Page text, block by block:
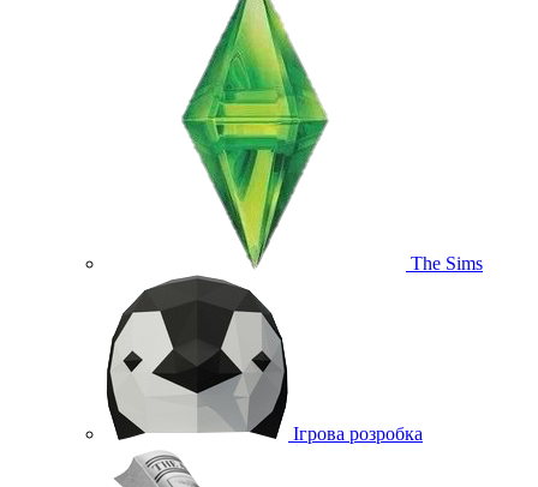
The Sims
Ігрова розробка